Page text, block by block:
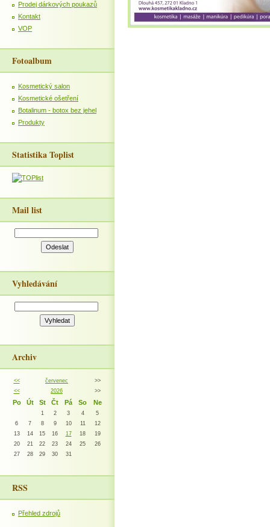
Prodej dárkových poukazů
Kontakt
VOP
Fotoalbum
Kosmetický salon
Kosmetické ošetření
Botalinum - botox bez jehel
Produkty
Statistika Toplist
Mail list
Vyhledávání
Archiv
<< červenec
>>
<<
2026 >>
Po Út St Čt Pá So Ne
1 2 3 4
5
6
7 8 9 10 11
12
13
14 15 16 17 18
19
20
21 22 23 24 25
26
27
28 29 30 31
RSS
Přehled zdrojů